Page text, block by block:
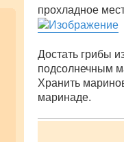
прохладное
Достать грибы
подсолнечным
Хранить
маринаде.